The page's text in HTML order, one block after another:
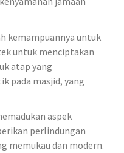
kemampuannya untuk
untuk menciptakan
atap yang
pada masjid, yang
aspek
perlindungan
memukau dan modern.